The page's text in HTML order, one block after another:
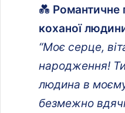
💑 Романтичне
коханої
“Моє серце,
народження!
людина в моєму
безмежно